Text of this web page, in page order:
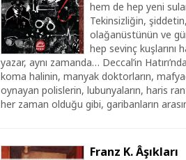
hem de hep yeni
Tekinsizliğin,
olağanüstünün ve
hep sevinç kuşlarını
yazar, aynı zamanda… Deccal’in
koma halinin, manyak doktorların,
oynayan polislerin, lubunyaların, haris
her zaman olduğu gibi, garibanların
Franz K. Âşıkları